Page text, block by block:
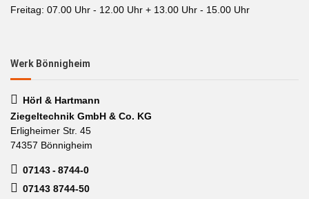
Freitag: 07.00 Uhr - 12.00 Uhr + 13.00 Uhr - 15.00 Uhr
Werk Bönnigheim
Hörl & Hartmann
Ziegeltechnik GmbH & Co. KG
Erligheimer Str. 45
74357 Bönnigheim
07143 - 8744-0
07143 8744-50